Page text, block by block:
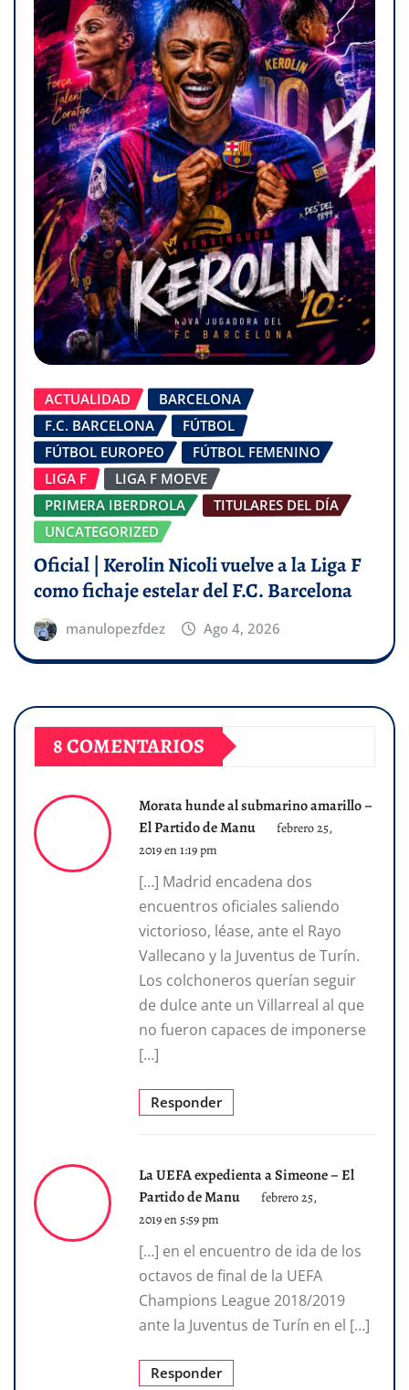
ACTUALIDAD
BARCELONA
F.C. BARCELONA
FÚTBOL
FÚTBOL EUROPEO
FÚTBOL FEMENINO
LIGA F
LIGA F MOEVE
PRIMERA IBERDROLA
TITULARES DEL DÍA
UNCATEGORIZED
Oficial | Kerolin Nicoli vuelve a la Liga F
como fichaje estelar del F.C. Barcelona
manulopezfdez Ago 4, 2026
8 COMENTARIOS
Morata hunde al submarino amarillo –
El Partido de Manu
febrero 25,
2019 en 1:19 pm
[…] Madrid encadena dos
encuentros oficiales saliendo
victorioso, léase, ante el Rayo
Vallecano y la Juventus de Turín.
Los colchoneros querían seguir
de dulce ante un Villarreal al que
no fueron capaces de imponerse
[…]
Responder
La UEFA expedienta a Simeone – El
Partido de Manu
febrero 25,
2019 en 5:59 pm
[…] en el encuentro de ida de los
octavos de final de la UEFA
Champions League 2018/2019
ante la Juventus de Turín en el […]
Responder